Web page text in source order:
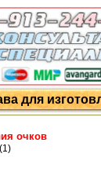
для
очков
(1)